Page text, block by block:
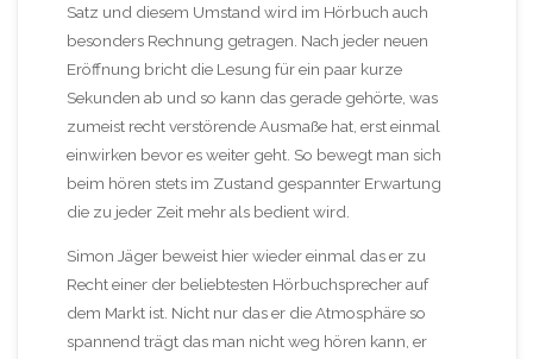
Satz und diesem Umstand wird im Hörbuch auch
besonders Rechnung getragen. Nach jeder neuen
Eröffnung bricht die Lesung für ein paar kurze
Sekunden ab und so kann das gerade gehörte, was
zumeist recht verstörende Ausmaße hat, erst einmal
einwirken bevor es weiter geht. So bewegt man sich
beim hören stets im Zustand gespannter Erwartung
die zu jeder Zeit mehr als bedient wird.
Simon Jäger beweist hier wieder einmal das er zu
Recht einer der beliebtesten Hörbuchsprecher auf
dem Markt ist. Nicht nur das er die Atmosphäre so
spannend trägt das man nicht weg hören kann, er